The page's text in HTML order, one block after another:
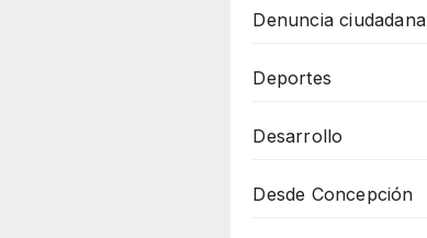
Denuncia ciudadana
Deportes
Desarrollo
Desde Concepción